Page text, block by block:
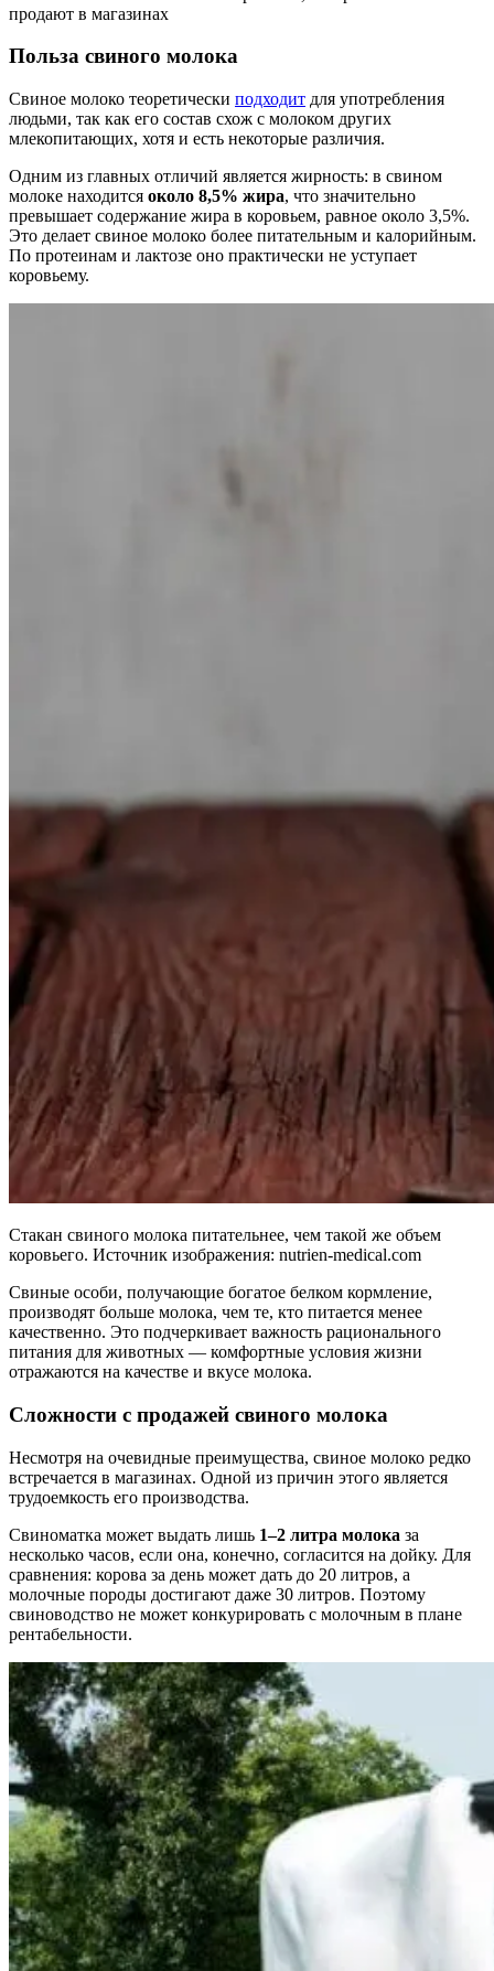
продают в магазинах
Польза свиного молока
Свиное молоко теоретически подходит для употребления
людьми, так как его состав схож с молоком других
млекопитающих, хотя и есть некоторые различия.
Одним из главных отличий является жирность: в свином
молоке находится около 8,5% жира, что значительно
превышает содержание жира в коровьем, равное около 3,5%.
Это делает свиное молоко более питательным и калорийным.
По протеинам и лактозе оно практически не уступает
коровьему.
Стакан свиного молока питательнее, чем такой же объем
коровьего. Источник изображения: nutrien-medical.com
Свиные особи, получающие богатое белком кормление,
производят больше молока, чем те, кто питается менее
качественно. Это подчеркивает важность рационального
питания для животных — комфортные условия жизни
отражаются на качестве и вкусе молока.
Сложности с продажей свиного молока
Несмотря на очевидные преимущества, свиное молоко редко
встречается в магазинах. Одной из причин этого является
трудоемкость его производства.
Свиноматка может выдать лишь 1–2 литра молока за
несколько часов, если она, конечно, согласится на дойку. Для
сравнения: корова за день может дать до 20 литров, а
молочные породы достигают даже 30 литров. Поэтому
свиноводство не может конкурировать с молочным в плане
рентабельности.